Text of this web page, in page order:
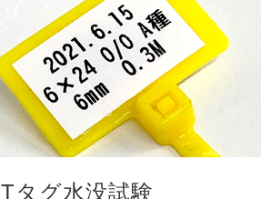
タグ水没試験